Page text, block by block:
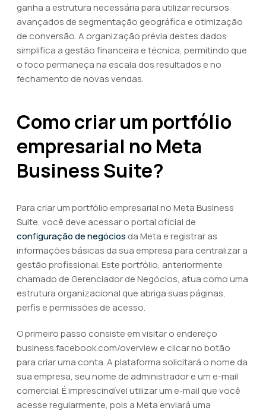
ganha a estrutura necessária para utilizar recursos
avançados de segmentação geográfica e otimização
de conversão. A organização prévia destes dados
simplifica a gestão financeira e técnica, permitindo que
o foco permaneça na escala dos resultados e no
fechamento de novas vendas.
Como criar um portfólio
empresarial no Meta
Business Suite?
Para criar um portfólio empresarial no Meta Business
Suite, você deve acessar o portal oficial de
configuração de negócios da Meta e registrar as
informações básicas da sua empresa para centralizar a
gestão profissional. Este portfólio, anteriormente
chamado de Gerenciador de Negócios, atua como uma
estrutura organizacional que abriga suas páginas,
perfis e permissões de acesso.
O primeiro passo consiste em visitar o endereço
business.facebook.com/overview e clicar no botão
para criar uma conta. A plataforma solicitará o nome da
sua empresa, seu nome de administrador e um e-mail
comercial. É imprescindível utilizar um e-mail que você
acesse regularmente, pois a Meta enviará uma